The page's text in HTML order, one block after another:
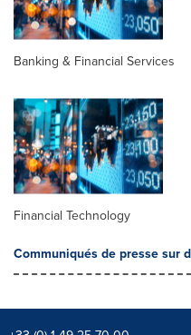
Banking & Financial Services
Financial Technology
Communiqués de presse sur